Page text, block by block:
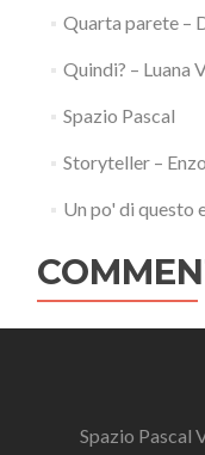
Quarta parete –
Quindi? – Luana
Spazio Pascal
Storyteller –
Un po' di questo
Spazio Pascal